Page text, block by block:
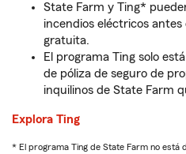
State Farm y Ting*
incendios eléctricos
gratuita.
El programa Ting solo
de póliza de seguro de
inquilinos de State Farm
Explora Ting
* El programa Ting de State Farm no está